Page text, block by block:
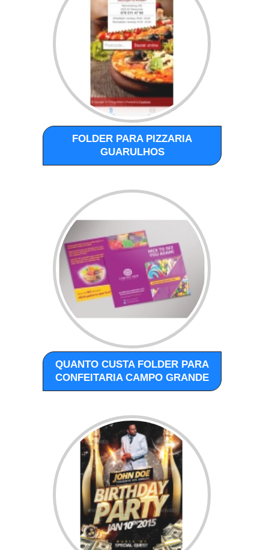
FOLDER PARA PIZZARIA
GUARULHOS
QUANTO CUSTA FOLDER PARA
CONFEITARIA CAMPO GRANDE